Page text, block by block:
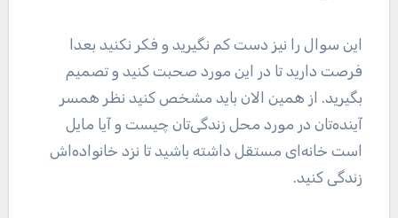
این سوال را نیز دست کم نگیرید و فکر نکنید بعدا
فرصت دارید تا در این مورد صحبت کنید و تصمیم
بگیرید. از همین الان باید مشخص کنید نظر همسر
آینده‌تان در مورد محل زندگی‌تان چیست و آیا مایل
است خانه‌ای مستقل داشته باشید تا نزد خانواده‌اش
زندگی کنید.